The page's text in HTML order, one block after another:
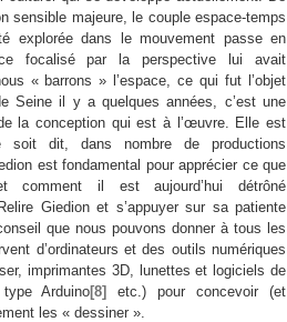
sensible majeure, le couple espace-temps
explorée dans le mouvement passe en
focalisé par la perspective lui avait
« barrons » l’espace, ce qui fut l’objet
Seine il y a quelques années, c’est une
la conception qui est à l’œuvre. Elle est
dit, dans nombre de productions
est fondamental pour apprécier ce que
comment il est aujourd’hui détrôné
Giedion et s’appuyer sur sa patiente
que nous pouvons donner à tous les
d’ordinateurs et des outils numériques
imprimantes 3D, lunettes et logiciels de
Arduino[8]
etc.) pour concevoir (et
les « dessiner ».